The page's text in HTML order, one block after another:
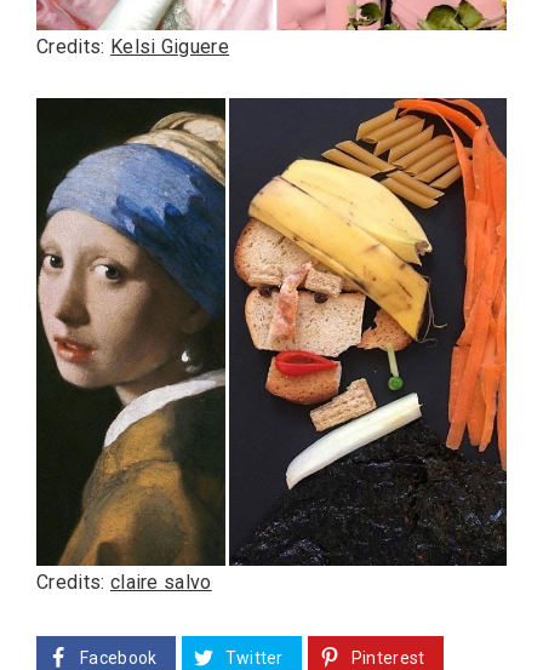
Credits: Kelsi Giguere
Credits: claire salvo
Facebook Twitter Pinterest